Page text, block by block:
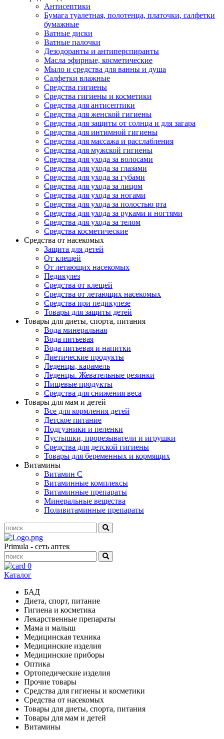
Антисептики
Бумага туалетная, полотенца, платочки, салфетки
бумажные
Ватные диски
Ватные палочки
Дезодоранты и антиперспиранты
Масла эфирные, косметические
Мыло и средства для ванны и душа
Салфетки влажные
Средства гигиены
Средства гигиены и косметики
Средства для антисептики
Средства для женской гигиены
Средства для защиты от солнца и для загара
Средства для интимной гигиены
Средства для массажа и расслабления
Средства для мужской гигиены
Средства для ухода за волосами
Средства для ухода за глазами
Средства для ухода за губами
Средства для ухода за лицом
Средства для ухода за ногами
Средства для ухода за полостью рта
Средства для ухода за руками и ногтями
Средства для ухода за телом
Средства косметические
Средства от насекомых
Защита для детей
От клещей
От летающих насекомых
Педикулез
Средства от клещей
Средства от летающих насекомых
Средства при педикулезе
Товары для защиты детей
Товары для диеты, спорта, питания
Вода минеральная
Вода питьевая
Вода питьевая и напитки
Диетические продукты
Леденцы, карамель
Леденцы. Жевательные резинки
Пищевые продукты
Средства для снижения веса
Товары для мам и детей
Все для кормления детей
Детское питание
Подгузники и пеленки
Пустышки, прорезыватели и игрушки
Средства для детской гигиены
Товары для беременных и кормящих
Витамины
Витамин С
Витаминные комплексы
Витаминные препараты
Минеральные вещества
Поливитаминные препараты
Primula - сеть аптек
0
Каталог
БАД
Диета, спорт, питание
Гигиена и косметика
Лекарственные препараты
Мама и малыш
Медицинская техника
Медицинские изделия
Медицинские приборы
Оптика
Ортопедические изделия
Прочие товары
Средства для гигиены и косметики
Средства от насекомых
Товары для диеты, спорта, питания
Товары для мам и детей
Витамины